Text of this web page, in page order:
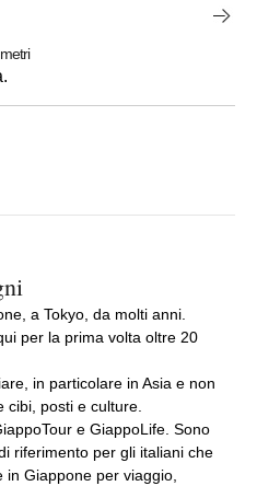
a Tokyo, da molti anni.
per la prima volta oltre 20
in particolare in Asia e non
cibi, posti e culture.
e GiappoLife. Sono
riferimento per gli italiani che
in Giappone per viaggio,